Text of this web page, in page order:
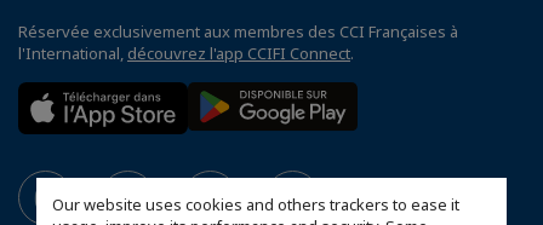
Our website uses cookies and others trackers to ease it
Réservée exclusivement aux membres des CCI Françaises à
l'International, découvrez l'app CCIFI Connect.